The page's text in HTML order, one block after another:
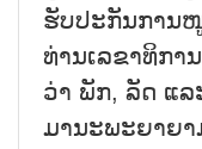
ຮັບປະກັນການ
ທ່ານເລຂາທິກ
ວ່າ ພັກ, ລັດ ແ
ມານະພະຍາຍ